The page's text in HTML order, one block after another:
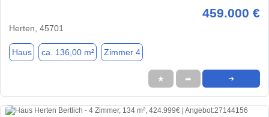
459.000 €
Herten, 45701
Haus ca. 136,00 m² Zimmer 4
★ ➦ ➜